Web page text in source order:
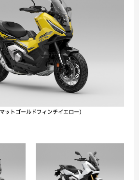
ットゴールドフィンチイエロー）